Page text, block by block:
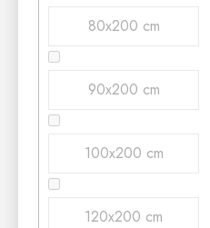
80x200 cm
90x200 cm
100x200 cm
120x200 cm